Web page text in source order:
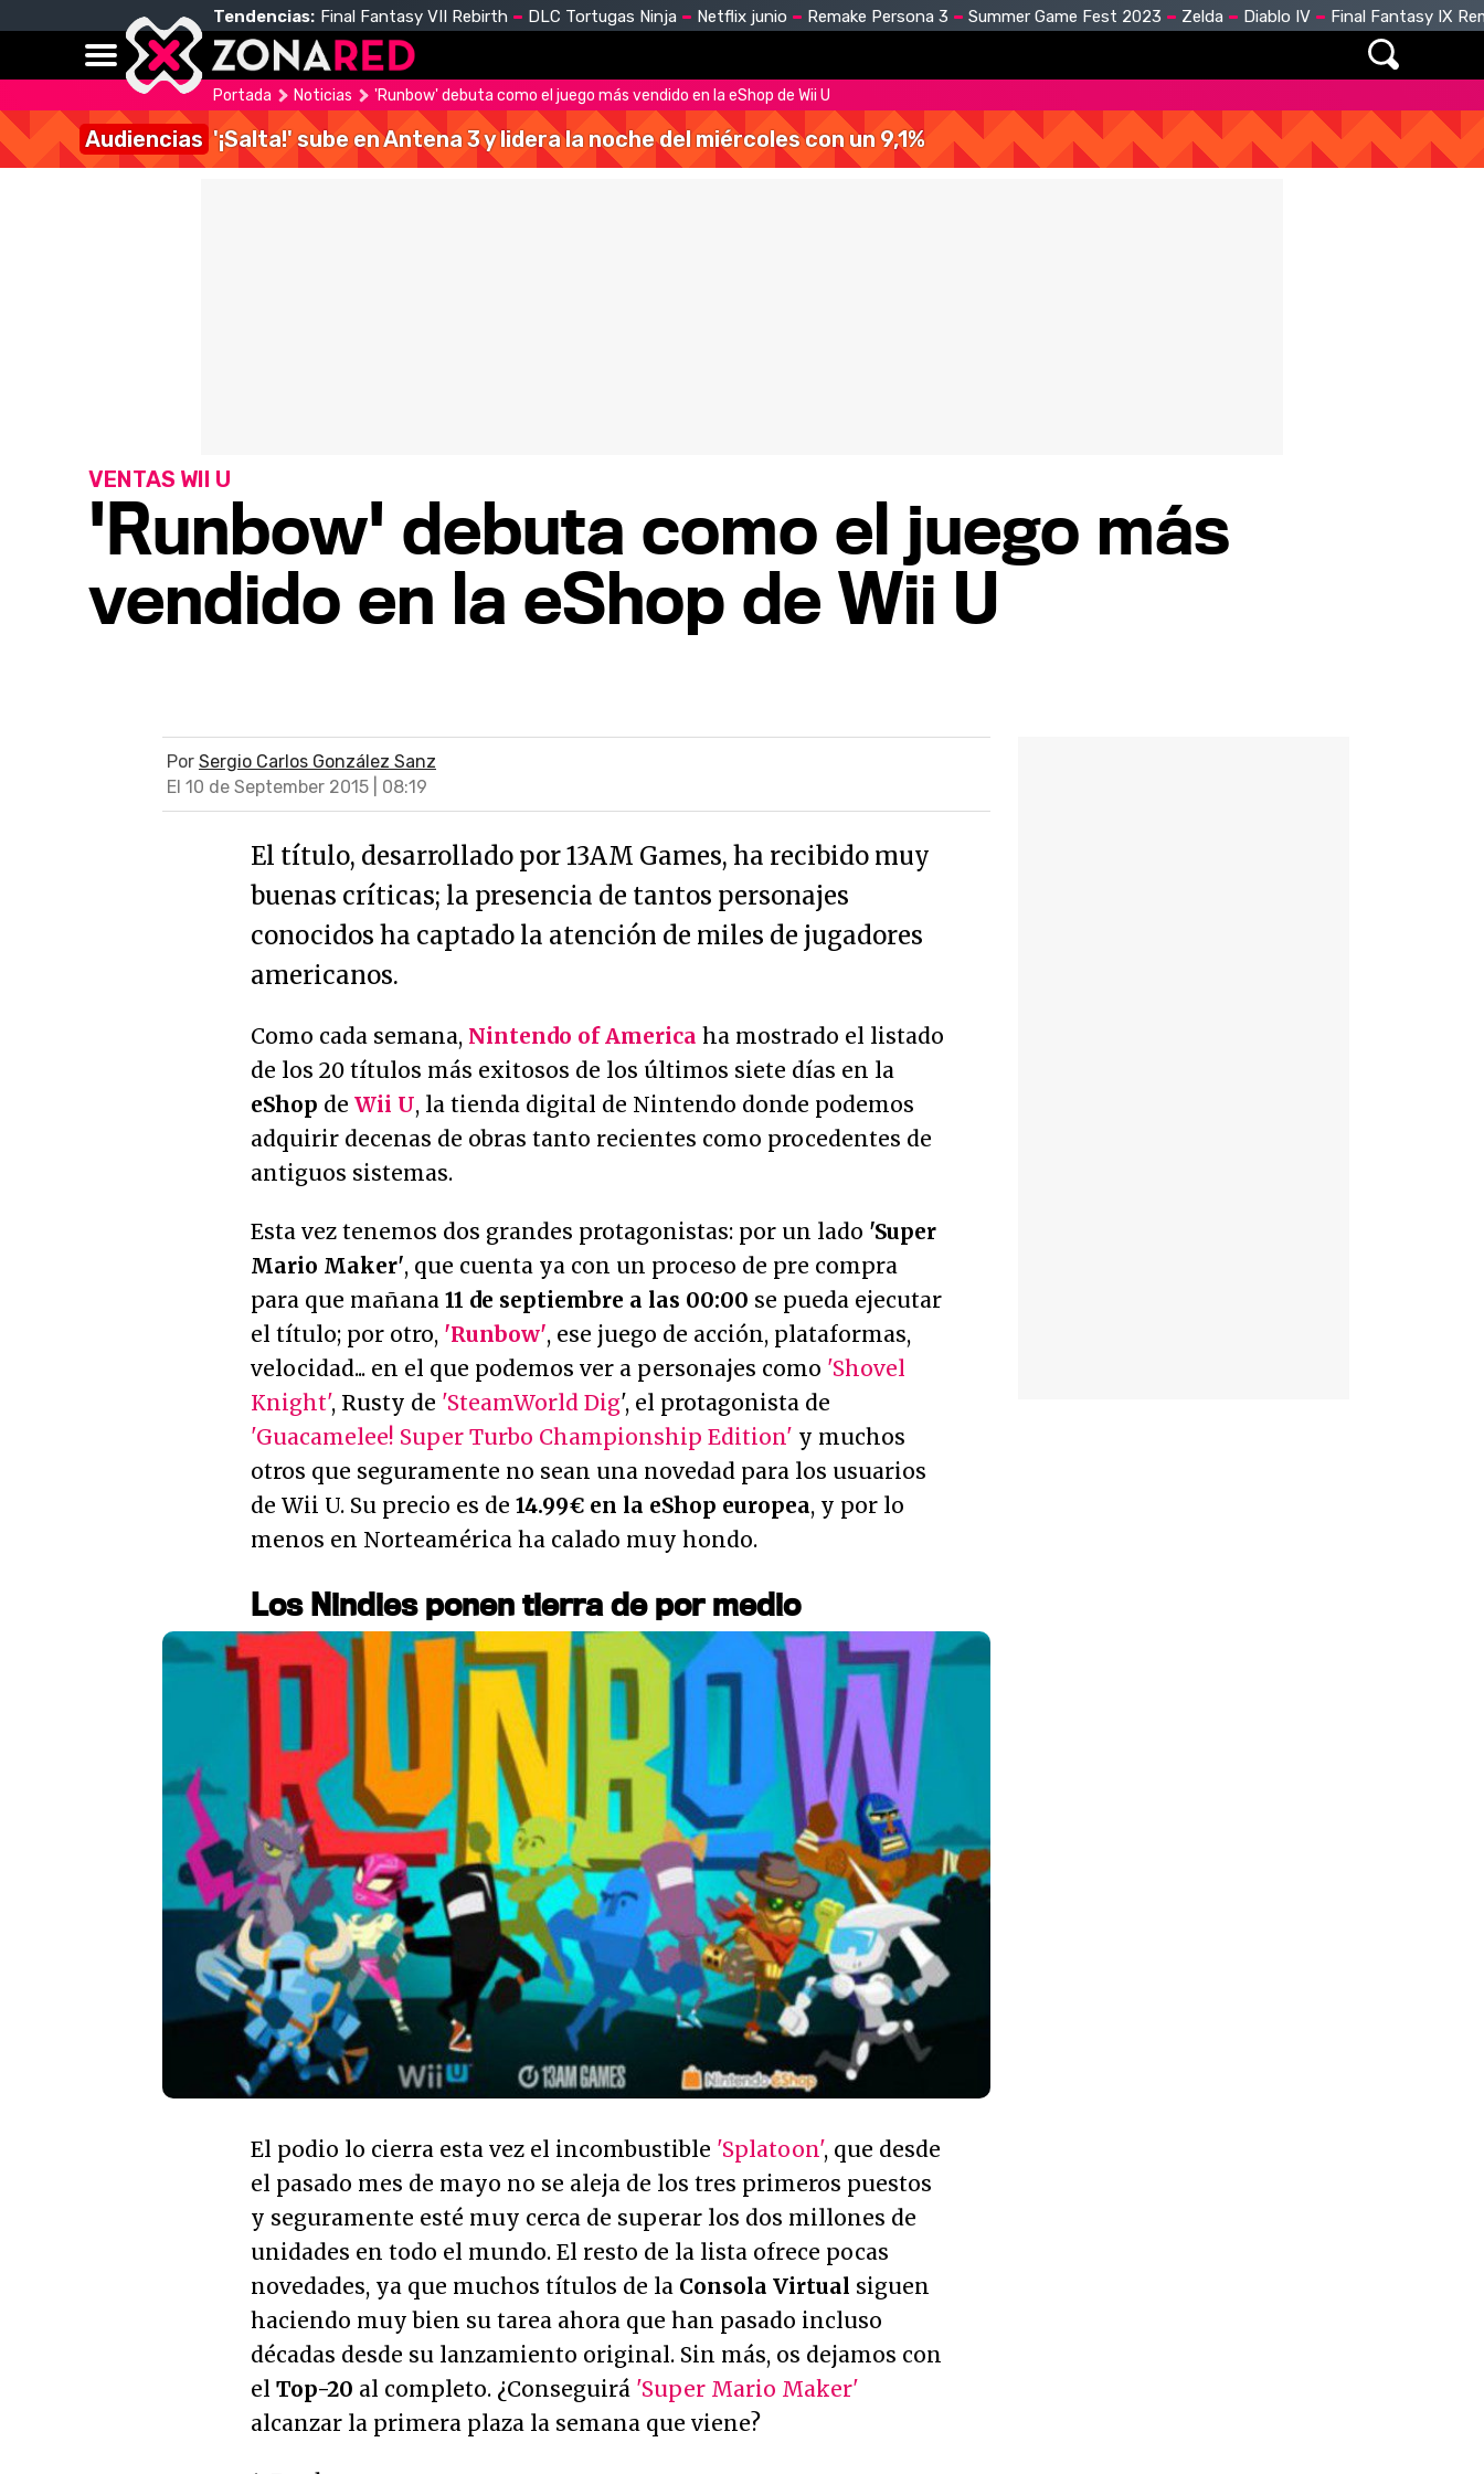
Tendencias: Final Fantasy VII Rebirth DLC Tortugas Ninja Netflix junio Remake Persona 3 Summer Game Fest 2023 Zelda Diablo IV Final Fantasy IX
Portada Noticias 'Runbow' debuta como el juego más vendido en la eShop de Wii U
Audiencias '¡Salta!' sube en Antena 3 y lidera la noche del miércoles con un 9,1%
'Runbow' debuta como el juego más
vendido en la eShop de Wii U
VENTAS WII U
Por Sergio Carlos González Sanz
El 10 de September 2015 | 08:19
El título, desarrollado por 13AM Games, ha recibido muy
buenas críticas; la presencia de tantos personajes
conocidos ha captado la atención de miles de jugadores
americanos.
Como cada semana, Nintendo of America ha mostrado el listado
de los 20 títulos más exitosos de los últimos siete días en la
eShop de Wii U, la tienda digital de Nintendo donde podemos
adquirir decenas de obras tanto recientes como procedentes de
antiguos sistemas.
Esta vez tenemos dos grandes protagonistas: por un lado 'Super
Mario Maker', que cuenta ya con un proceso de pre compra
para que mañana 11 de septiembre a las 00:00 se pueda ejecutar
el título; por otro, 'Runbow', ese juego de acción, plataformas,
velocidad... en el que podemos ver a personajes como 'Shovel
Knight', Rusty de 'SteamWorld Dig', el protagonista de
'Guacamelee! Super Turbo Championship Edition' y muchos
otros que seguramente no sean una novedad para los usuarios
de Wii U. Su precio es de 14.99€ en la eShop europea, y por lo
menos en Norteamérica ha calado muy hondo.
Los Nindies ponen tierra de por medio
El podio lo cierra esta vez el incombustible 'Splatoon', que desde
el pasado mes de mayo no se aleja de los tres primeros puestos
y seguramente esté muy cerca de superar los dos millones de
unidades en todo el mundo. El resto de la lista ofrece pocas
novedades, ya que muchos títulos de la Consola Virtual siguen
haciendo muy bien su tarea ahora que han pasado incluso
décadas desde su lanzamiento original. Sin más, os dejamos con
el Top-20 al completo. ¿Conseguirá 'Super Mario Maker'
alcanzar la primera plaza la semana que viene?